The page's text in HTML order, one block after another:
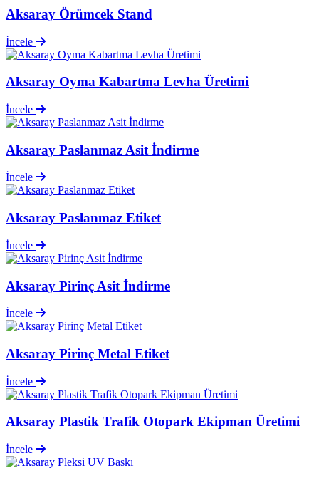
Aksaray Örümcek Stand
İncele
Aksaray Oyma Kabartma Levha Üretimi
İncele
Aksaray Paslanmaz Asit İndirme
İncele
Aksaray Paslanmaz Etiket
İncele
Aksaray Pirinç Asit İndirme
İncele
Aksaray Pirinç Metal Etiket
İncele
Aksaray Plastik Trafik Otopark Ekipman Üretimi
İncele